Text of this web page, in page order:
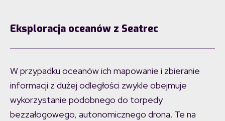
Eksploracja oceanów z Seatrec
W przypadku oceanów ich mapowanie i zbieranie
informacji z dużej odległości zwykle obejmuje
wykorzystanie podobnego do torpedy
bezzałogowego, autonomicznego drona. Te na